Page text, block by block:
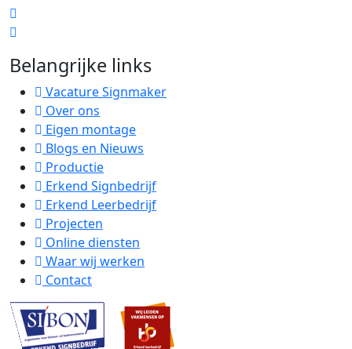
Belangrijke links
Vacature Signmaker
Over ons
Eigen montage
Blogs en Nieuws
Productie
Erkend Signbedrijf
Erkend Leerbedrijf
Projecten
Online diensten
Waar wij werken
Contact